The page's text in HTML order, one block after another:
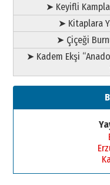
➤ Keyifli
➤ Kitaplara
➤ Çiçeği
➤ Kadem Ekşi